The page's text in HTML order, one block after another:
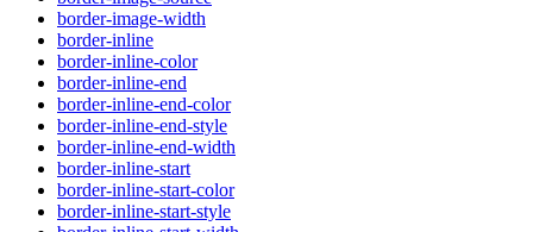
border-image-width
border-inline
border-inline-color
border-inline-end
border-inline-end-color
border-inline-end-style
border-inline-end-width
border-inline-start
border-inline-start-color
border-inline-start-style